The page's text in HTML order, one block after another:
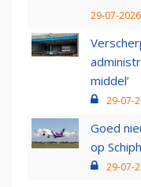
29-07-
middel’
29-07-
Goed
op
29-07-